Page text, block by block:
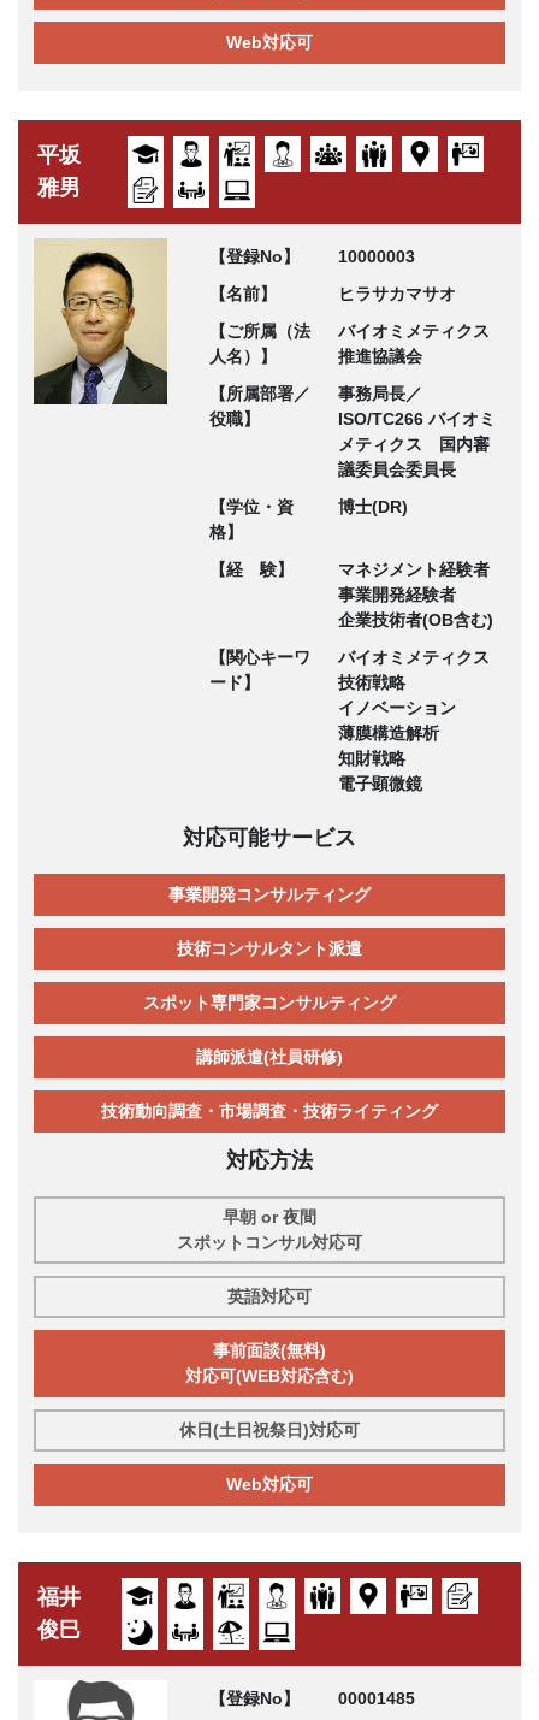
Web対応可
平坂
雅男
【登録No】
10000003
【名前】
ヒラサカマサオ
【ご所属（法
人名）】
バイオミメティクス
推進協議会
【所属部署／
役職】
事務局長／
ISO/TC266 バイオミ
メティクス 国内審
議委員会委員長
【学位・資
格】
博士(DR)
【経 験】
マネジメント経験者
事業開発経験者
企業技術者(OB含む)
【関心キーワ
ード】
バイオミメティクス
技術戦略
イノベーション
薄膜構造解析
知財戦略
電子顕微鏡
対応可能サービス
事業開発コンサルティング
技術コンサルタント派遣
スポット専門家コンサルティング
講師派遣(社員研修)
技術動向調査・市場調査・技術ライティング
対応方法
早朝 or 夜間
スポットコンサル対応可
英語対応可
事前面談(無料)
対応可(WEB対応含む)
休日(土日祝祭日)対応可
Web対応可
福井
俊巳
【登録No】 00001485